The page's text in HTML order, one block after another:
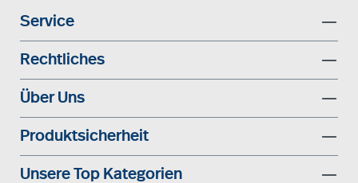
Service
Rechtliches
Über Uns
Produktsicherheit
Unsere Top Kategorien